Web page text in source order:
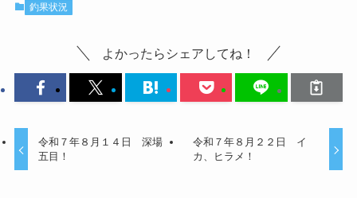
釣果状況
よかったらシェアしてね！
令和７年８月１４日 深場
五目！
令和７年８月２２日 イ
カ、ヒラメ！